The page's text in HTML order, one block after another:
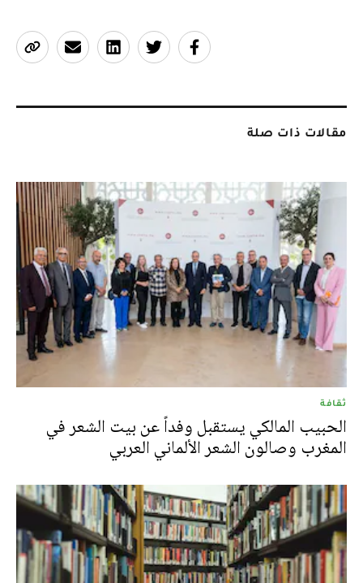
مقالات ذات صلة
ثقافة
الحبيب المالكي يستقبل وفداً عن بيت الشعر في
المغرب وصالون الشعر الألماني العربي